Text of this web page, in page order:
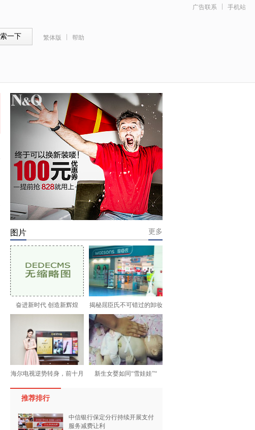
手机站
广告联系
繁体版 帮助
图片 更多
奋进新时代 创造新辉煌 揭秘屈臣氏不可错过的卸妆
海尔电视逆势转身，前十月 新生女婴如同“雪娃娃”“
推荐排行
中信银行保定分行持续开展支付
服务减费让利